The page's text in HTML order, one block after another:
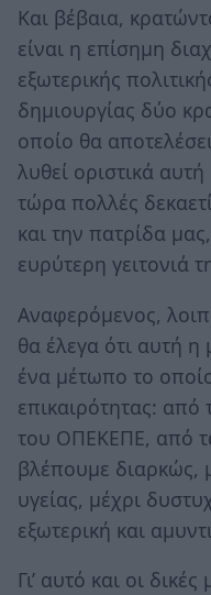
Και βέβαια,
είναι η επίσημη
εξωτερικής
δημιουργίας δύο
οποίο θα
λυθεί οριστικά
τώρα πολλές
και την πατρίδα
ευρύτερη γειτονιά
Αναφερόμενος,
θα έλεγα ότι αυτή η
ένα μέτωπο το
επικαιρότητας:
του ΟΠΕΚΕΠΕ, από
βλέπουμε διαρκώς,
υγείας, μέχρι
εξωτερική και
Γι’ αυτό και οι